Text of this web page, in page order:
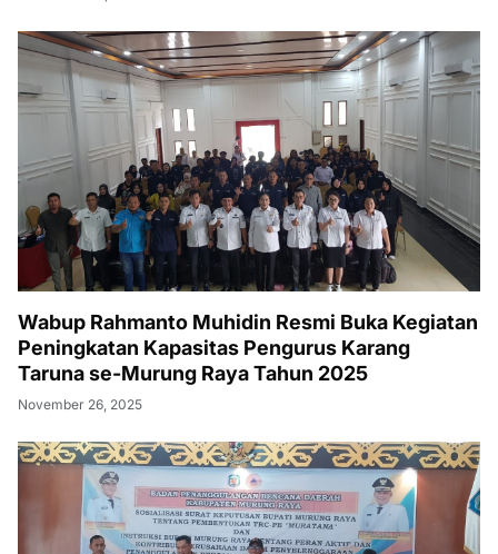
Wabup Rahmanto Muhidin Resmi Buka Kegiatan
Peningkatan Kapasitas Pengurus Karang
Taruna se-Murung Raya Tahun 2025
November 26, 2025